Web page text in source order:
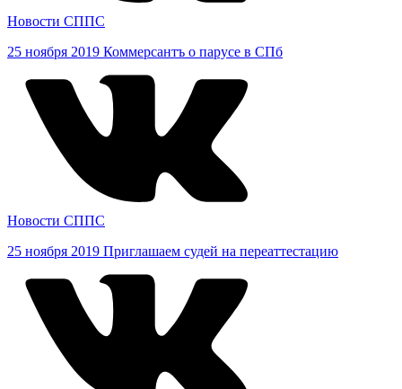
Новости СППС
25 ноября 2019 Коммерсантъ о парусе в СПб
Новости СППС
25 ноября 2019 Приглашаем судей на переаттестацию